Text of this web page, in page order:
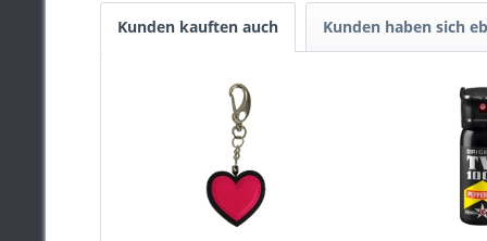
Kunden kauften auch Kunden haben sich